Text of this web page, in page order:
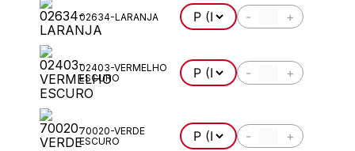
02634-LARANJA - +
02403-VERMELHO
ESCURO
- +
70020-VERDE
ESCURO
- +